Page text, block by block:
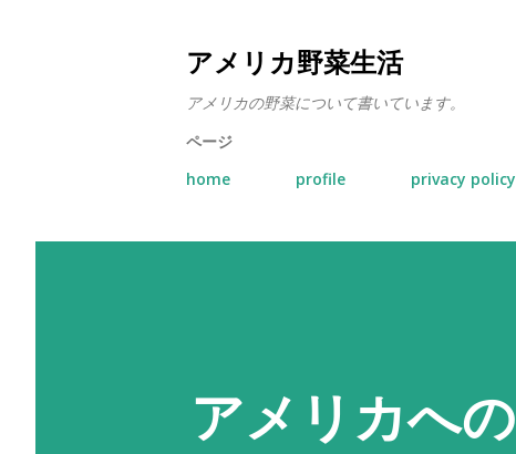
アメリカ野菜生活
アメリカの野菜について書いています。
ページ
home
profile privacy policy
アメリカへ